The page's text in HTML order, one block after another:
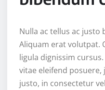
Nulla ac tellus ac
Aliquam erat volutpat.
ligula dignissim
vitae eleifend
justo, in consectetur